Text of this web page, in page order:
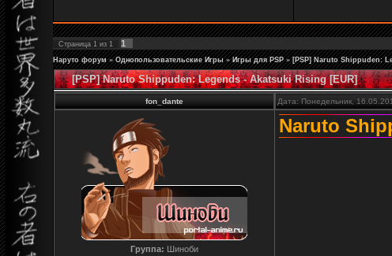
Страница 1 из 1 1
Наруто форум » Однопользовательские Игры » Игры для PSP » [PSP] Naruto Shippuden:
[PSP] Naruto Shippuden: Legends - Akatsuki Rising [EUR]
fon_dante Дата: Понедельник,
Группа: Шиноби
Naruto